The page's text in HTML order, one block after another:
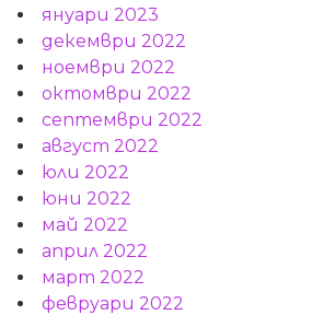
януари 2023
декември 2022
ноември 2022
октомври 2022
септември 2022
август 2022
юли 2022
юни 2022
май 2022
април 2022
март 2022
февруари 2022